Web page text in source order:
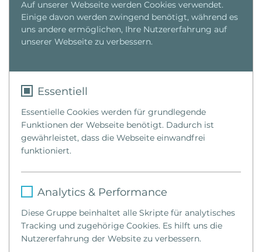
Auf unserer Webseite werden Cookies verwendet.
Einige davon werden zwingend benötigt, während es
uns andere ermöglichen, Ihre Nutzererfahrung auf
unserer Webseite zu verbessern.
Essentiell
Essentielle Cookies werden für grundlegende
Funktionen der Webseite benötigt. Dadurch ist
gewährleistet, dass die Webseite einwandfrei
funktioniert.
Laufzeit 1 Woche
Analytics & Performance
Diese Gruppe beinhaltet alle Skripte für analytisches
Tracking und zugehörige Cookies. Es hilft uns die
Nutzererfahrung der Website zu verbessern.